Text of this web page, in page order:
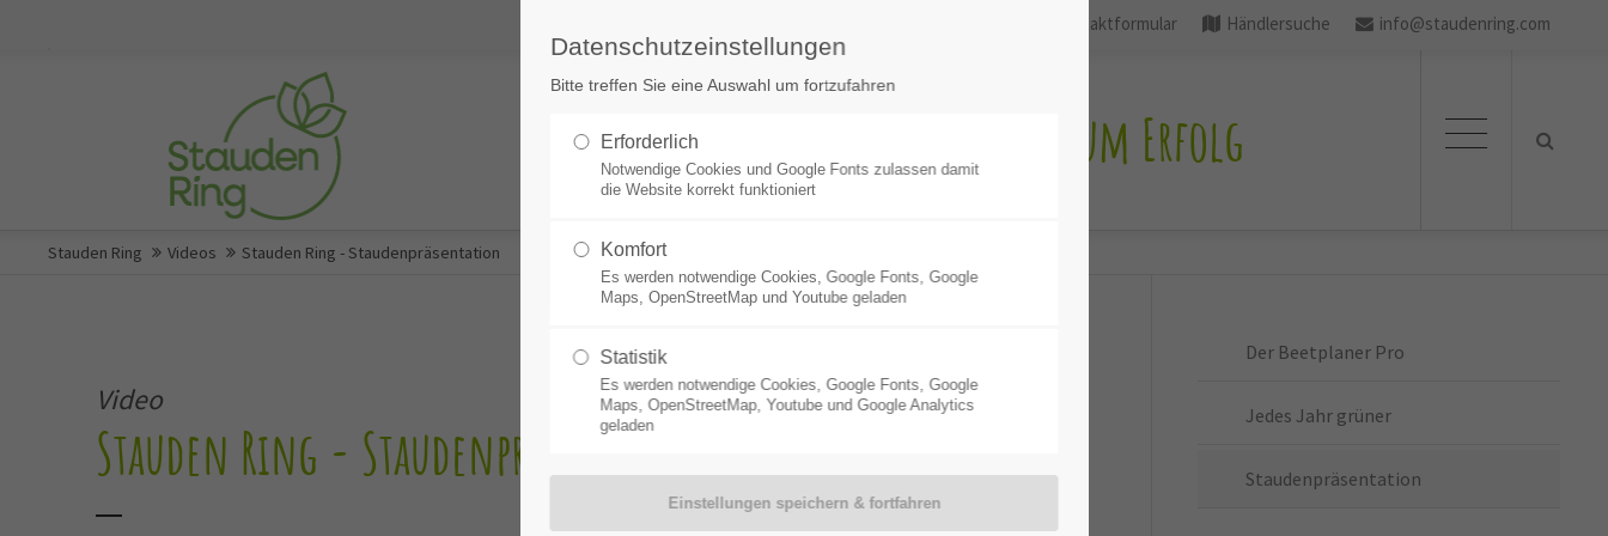
info@staudenring.com
Händlersuche
Kontaktformular
Der Stauden Ring - Gemeinsam zum Erfolg
Stauden Ring Videos Stauden Ring - Staudenpräsentation
Video
Stauden Ring - Staudenpräsentation
Der Beetplaner Pro
Jedes Jahr grüner
Staudenpräsentation
Datenschutzeinstellungen
Bitte treffen Sie eine Auswahl um fortzufahren
Erforderlich
Notwendige Cookies und Google Fonts zulassen damit
die Website korrekt funktioniert
Komfort
Es werden notwendige Cookies, Google Fonts, Google
Maps, OpenStreetMap und Youtube geladen
Statistik
Es werden notwendige Cookies, Google Fonts, Google
Maps, OpenStreetMap, Youtube und Google Analytics
geladen